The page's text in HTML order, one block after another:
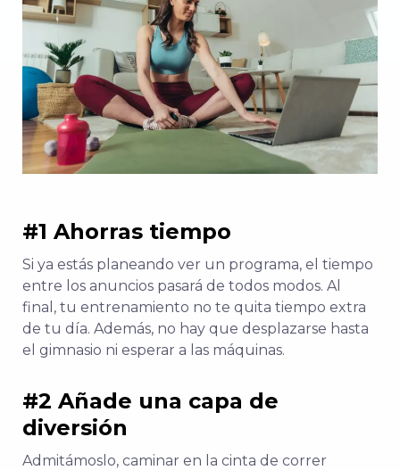
#1 Ahorras tiempo
Si ya estás planeando ver un programa, el tiempo
entre los anuncios pasará de todos modos. Al
final, tu entrenamiento no te quita tiempo extra
de tu día. Además, no hay que desplazarse hasta
el gimnasio ni esperar a las máquinas.
#2 Añade una capa de
diversión
Admitámoslo, caminar en la cinta de correr